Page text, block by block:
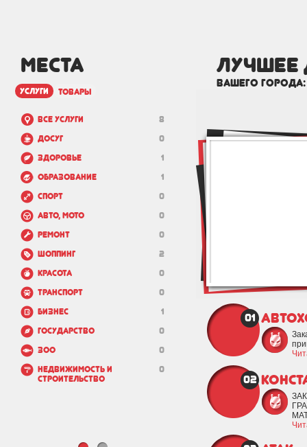
МЕСТА
услуги товары
8
Все услуги
0
Досуг
1
Здоровье
1
Образование
0
Спорт
0
Авто, мото
0
Ремонт
2
Шоппинг
0
Красота
0
Транспорт
1
Бизнес
0
Государство
0
Зоо
0
Недвижимость и
строительство
лучшее
вашего
01
02